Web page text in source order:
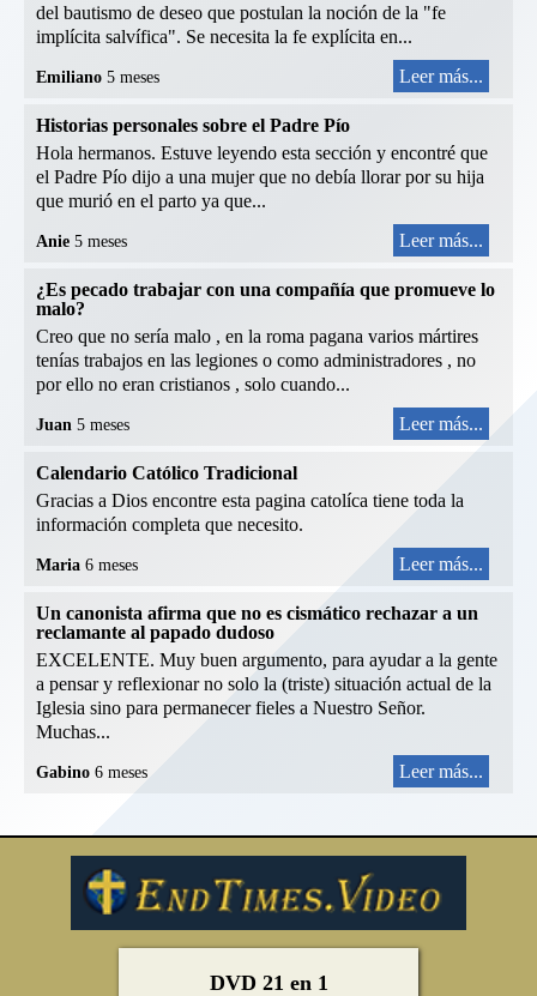
del bautismo de deseo que postulan la noción de la "fe
implícita salvífica". Se necesita la fe explícita en...
Emiliano 5 meses Leer más...
Historias personales sobre el Padre Pío
Hola hermanos. Estuve leyendo esta sección y encontré que
el Padre Pío dijo a una mujer que no debía llorar por su hija
que murió en el parto ya que...
Anie 5 meses Leer más...
¿Es pecado trabajar con una compañía que promueve lo
malo?
Creo que no sería malo , en la roma pagana varios mártires
tenías trabajos en las legiones o como administradores , no
por ello no eran cristianos , solo cuando...
Juan 5 meses Leer más...
Calendario Católico Tradicional
Gracias a Dios encontre esta pagina catolíca tiene toda la
información completa que necesito.
Maria 6 meses Leer más...
Un canonista afirma que no es cismático rechazar a un
reclamante al papado dudoso
EXCELENTE. Muy buen argumento, para ayudar a la gente
a pensar y reflexionar no solo la (triste) situación actual de la
Iglesia sino para permanecer fieles a Nuestro Señor.
Muchas...
Gabino 6 meses Leer más...
DVD 21 en 1